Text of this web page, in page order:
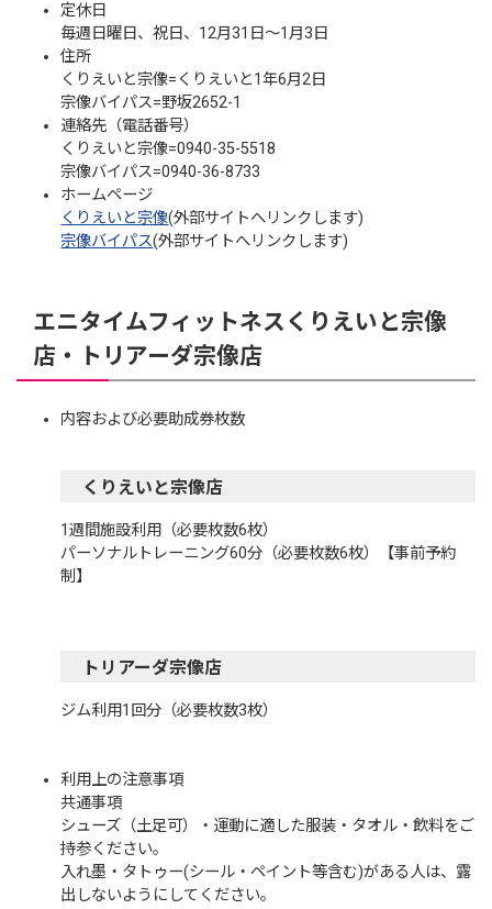
定休日
毎週日曜日、祝日、12月31日～1月3日
住所
くりえいと宗像=くりえいと1年6月2日
宗像バイパス=野坂2652-1
連絡先（電話番号）
くりえいと宗像=0940-35-5518
宗像バイパス=0940-36-8733
ホームページ
くりえいと宗像(外部サイトへリンクします)
宗像バイパス(外部サイトへリンクします)
エニタイムフィットネスくりえいと宗像
店・トリアーダ宗像店
内容および必要助成券枚数
くりえいと宗像店
1週間施設利用（必要枚数6枚）
パーソナルトレーニング60分（必要枚数6枚）【事前予約
制】
トリアーダ宗像店
ジム利用1回分（必要枚数3枚）
利用上の注意事項
共通事項
シューズ（土足可）・運動に適した服装・タオル・飲料をご
持参ください。
入れ墨・タトゥー(シール・ペイント等含む)がある人は、露
出しないようにしてください。